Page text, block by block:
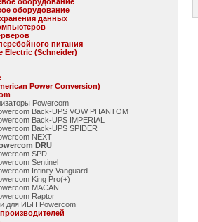
оборудование
данных
питания
Electric (Schneider)
Power Conversion)
Powercom
Back-UPS VOW PHANTOM
Back-UPS IMPERIAL
Back-UPS SPIDER
NEXT
DRU
SPD
Sentinel
Infinity Vanguard
King Pro(+)
MACAN
Raptor
для ИБП Powercom